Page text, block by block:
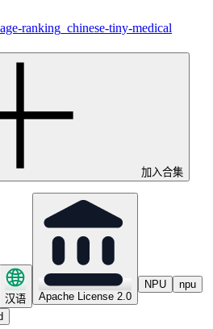
ranking_chinese-tiny-medical
加入合集
汉语 Apache License 2.0
NPU npu